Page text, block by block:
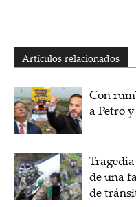
Artículos relacionados
Con
a Petro
de una
de